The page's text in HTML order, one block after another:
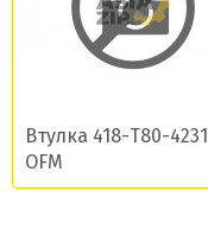
Втулка 418-T80-4231
OFM